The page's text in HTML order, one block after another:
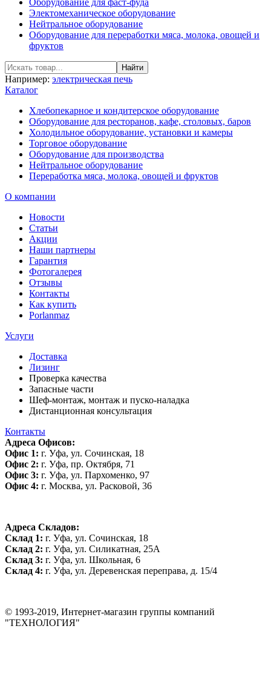
Оборудование для фаст-фуда
Электомеханическое оборудование
Нейтральное оборудование
Оборудование для переработки мяса, молока, овощей и
фруктов
Например: электрическая печь
Каталог
Хлебопекарное и кондитерское оборудование
Оборудование для ресторанов, кафе, столовых, баров
Холодильное оборудование, установки и камеры
Торговое оборудование
Оборудование для производства
Нейтральное оборудование
Переработка мяса, молока, овощей и фруктов
О компании
Новости
Статьи
Акции
Наши партнеры
Гарантия
Фотогалерея
Отзывы
Контакты
Как купить
Porlanmaz
Услуги
Доставка
Лизинг
Проверка качества
Запасные части
Шеф-монтаж, монтаж и пуско-наладка
Дистанционная консультация
Контакты
Адреса Офисов:
Офис 1: г. Уфа, ул. Сочинская, 18
Офис 2: г. Уфа, пр. Октября, 71
Офис 3: г. Уфа, ул. Пархоменко, 97
Офис 4: г. Москва, ул. Расковой, 36
Адреса Складов:
Склад 1: г. Уфа, ул. Сочинская, 18
Склад 2: г. Уфа, ул. Силикатная, 25А
Склад 3: г. Уфа, ул. Школьная, 6
Склад 4: г. Уфа, ул. Деревенская переправа, д. 15/4
© 1993-2019, Интернет-магазин группы компаний
"ТЕХНОЛОГИЯ"